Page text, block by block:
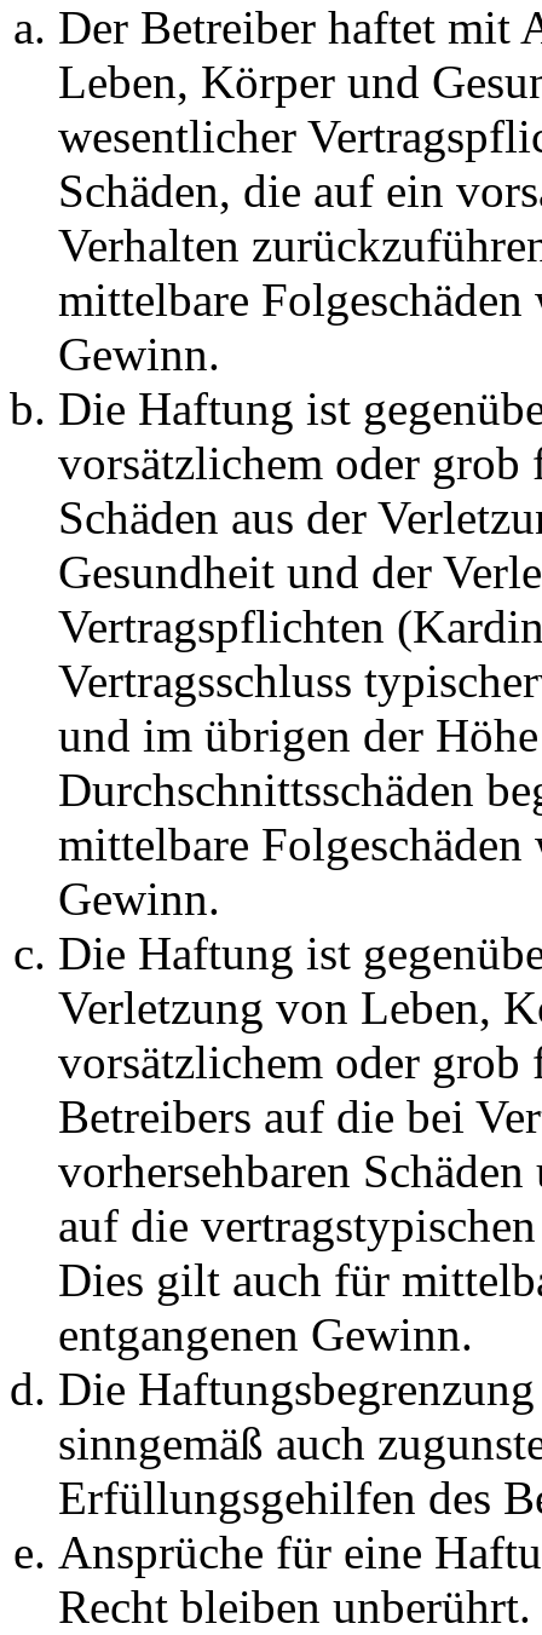
Der Betreiber haftet mit
Leben, Körper und
wesentlicher
Schäden, die auf ein
Verhalten
mittelbare Folgeschäden
Gewinn.
Die Haftung ist
vorsätzlichem oder grob
Schäden aus der
Gesundheit und der
Vertragspflichten
Vertragsschluss
und im übrigen der
Durchschnittsschäden
mittelbare Folgeschäden
Gewinn.
Die Haftung ist
Verletzung von Leben,
vorsätzlichem oder grob
Betreibers auf die bei
vorhersehbaren
auf die
Dies gilt auch für
entgangenen Gewinn.
Die
sinngemäß auch
Erfüllungsgehilfen des
Ansprüche für eine
Recht bleiben unberührt.